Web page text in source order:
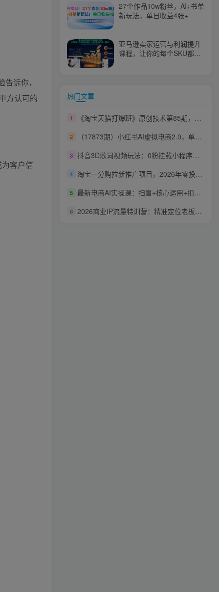
诉你，
方认可的
客户信
27个作品10w粉丝，AI+书单
新玩法，单日收益4张+
亚马逊卖家运营与利润提升
课程，让你的每个SKU都成
热门文章
1 《淘宝天猫打爆班》原创技术第85期，淘宝从0到爆2.0，权重搭建、销量破零、多维组合玩法、全周期起量投产实操教程
2 （17873期）小红书AI虚拟电商2.0，单店铺轻松日入500+，可多店铺矩阵
3 抖音3D歌词视频玩法：0粉挂载小程序，10分钟出成品，月收入万元
4 淘宝一分购拉新推广项目，2026年零投入副业首选，单价13.5米，复购叠加激励！
5 最新电商AI实操课：扫盲+核心运用+扣子工具实操，快速解锁电商AI实用技巧
6 2026商业IP流量特训营：精准定位老板人设，搭建长效稳定内容体系